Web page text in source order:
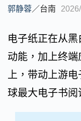
郭静蓉／台南
电子纸正在从
动能，加上终
上，带动上游
球最大电子书